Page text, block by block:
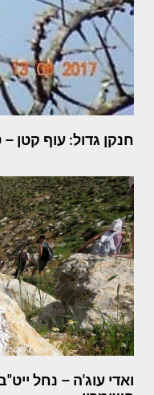
חנקן גדול: עוף קטן –
ואדי עוג'ה – נחל